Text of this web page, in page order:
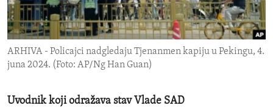
ENVIRONMENT AND HEALTH
IDEALS AND INSTITUTIONS
ARHIVA - Policajci nadgledaju Tjenanmen kapiju u Pekingu, 4.
juna 2024. (Foto: AP/Ng Han Guan)
Uvodnik koji odražava stav Vlade SAD